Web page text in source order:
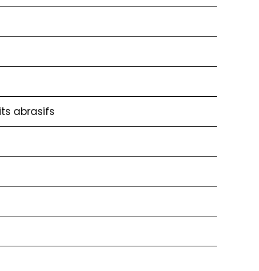
abrasifs